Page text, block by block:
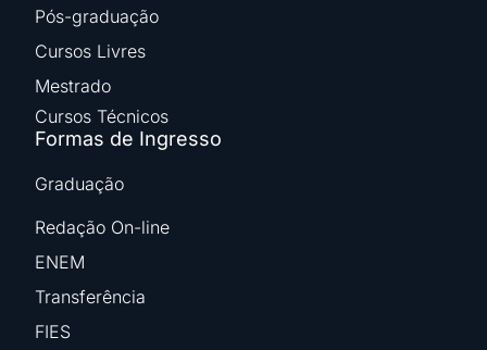
Pós-graduação
Cursos Livres
Mestrado
Cursos Técnicos
Formas de Ingresso
Graduação
Redação On-line
ENEM
Transferência
FIES